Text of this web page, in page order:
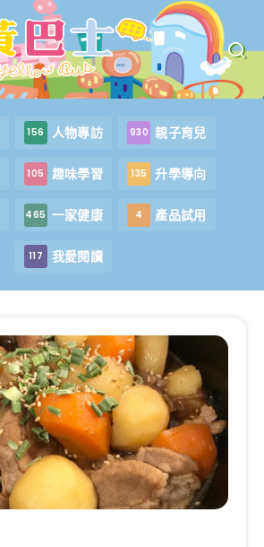
156 人物專訪 930 親子育兒
105 趣味學習 135 升學導向
465 一家健康 4 產品試用
117 我愛閱讀